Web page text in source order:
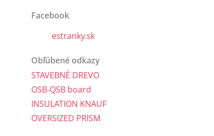
Facebook
estranky.sk
Obľúbené odkazy
STAVEBNÉ DREVO
OSB-QSB board
INSULATION KNAUF
OVERSIZED PRISM